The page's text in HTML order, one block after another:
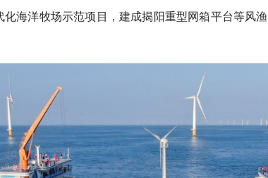
海洋牧场示范项目，建成揭阳重型网箱平台等风